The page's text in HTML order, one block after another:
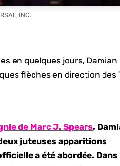
INC.
en quelques jours, Damian
flèches en direction des
de Marc J. Spears,
juteuses apparitions
a été abordée. Dans